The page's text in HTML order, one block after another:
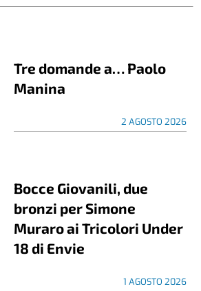
Tre domande a… Paolo
Manina
2 AGOSTO 2026
Bocce Giovanili, due
bronzi per Simone
Muraro ai Tricolori Under
18 di Envie
1 AGOSTO 2026